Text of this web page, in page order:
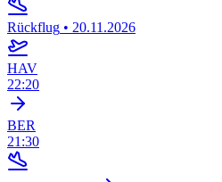
Rückflug • 20.11.2026
HAV
22:20
BER
21:30